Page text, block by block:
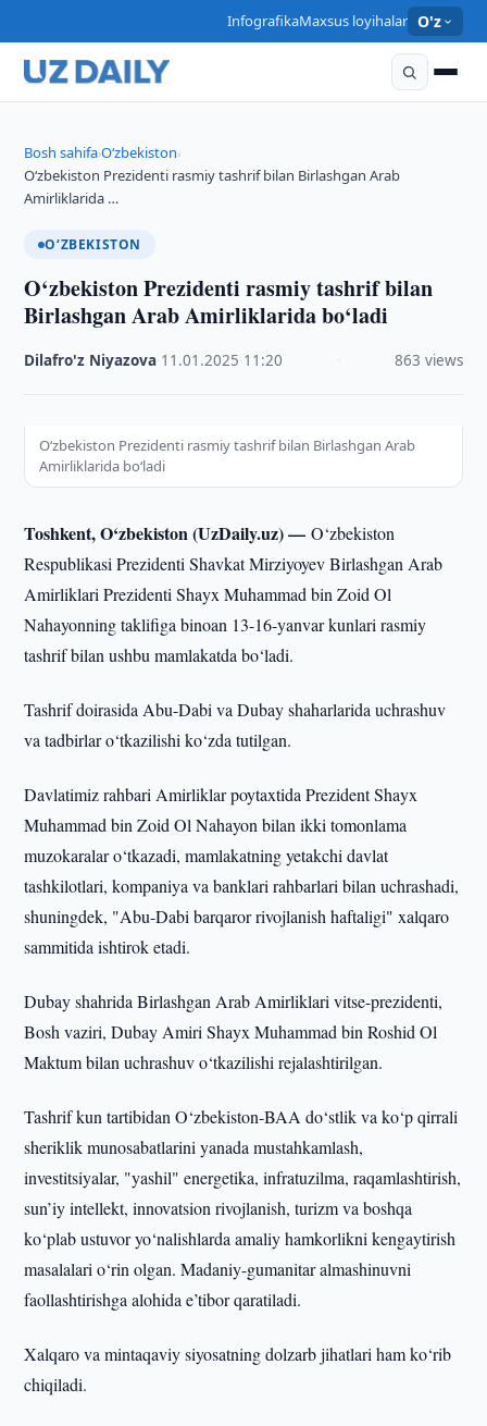
InfografikaMaxsus loyihalar O'z
Bosh sahifa›O‘zbekiston›
O‘zbekiston Prezidenti rasmiy tashrif bilan Birlashgan Arab
Amirliklarida …
O‘ZBEKISTON
O‘zbekiston Prezidenti rasmiy tashrif bilan
Birlashgan Arab Amirliklarida bo‘ladi
Dilafro'z Niyazova 11.01.2025 11:20 863 views
O‘zbekiston Prezidenti rasmiy tashrif bilan Birlashgan Arab
Amirliklarida bo‘ladi
Toshkent, O‘zbekiston (UzDaily.uz) —O‘zbekiston
Respublikasi Prezidenti Shavkat Mirziyoyev Birlashgan Arab
Amirliklari Prezidenti Shayx Muhammad bin Zoid Ol
Nahayonning taklifiga binoan 13-16-yanvar kunlari rasmiy
tashrif bilan ushbu mamlakatda bo‘ladi.
Tashrif doirasida Abu-Dabi va Dubay shaharlarida uchrashuv
va tadbirlar o‘tkazilishi ko‘zda tutilgan.
Davlatimiz rahbari Amirliklar poytaxtida Prezident Shayx
Muhammad bin Zoid Ol Nahayon bilan ikki tomonlama
muzokaralar o‘tkazadi, mamlakatning yetakchi davlat
tashkilotlari, kompaniya va banklari rahbarlari bilan uchrashadi,
shuningdek, "Abu-Dabi barqaror rivojlanish haftaligi" xalqaro
sammitida ishtirok etadi.
Dubay shahrida Birlashgan Arab Amirliklari vitse-prezidenti,
Bosh vaziri, Dubay Amiri Shayx Muhammad bin Roshid Ol
Maktum bilan uchrashuv o‘tkazilishi rejalashtirilgan.
Tashrif kun tartibidan O‘zbekiston-BAA do‘stlik va ko‘p qirrali
sheriklik munosabatlarini yanada mustahkamlash,
investitsiyalar, "yashil" energetika, infratuzilma, raqamlashtirish,
sun’iy intellekt, innovatsion rivojlanish, turizm va boshqa
ko‘plab ustuvor yo‘nalishlarda amaliy hamkorlikni kengaytirish
masalalari o‘rin olgan. Madaniy-gumanitar almashinuvni
faollashtirishga alohida e’tibor qaratiladi.
Xalqaro va mintaqaviy siyosatning dolzarb jihatlari ham ko‘rib
chiqiladi.